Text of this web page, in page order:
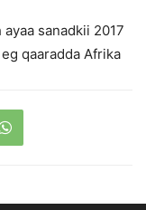
sanadkii 2017
qaaradda Afrika